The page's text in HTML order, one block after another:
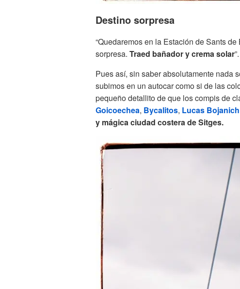
Destino sorpresa
“Quedaremos en la Estación de Sants
sorpresa. Traed bañador y crema solar”.
Pues así, sin saber absolutamente nada
subimos en un autocar como si de las
pequeño detallito de que los compis de
Goicoechea, Bycalitos, Lucas Bojanich
y mágica ciudad costera de Sitges.